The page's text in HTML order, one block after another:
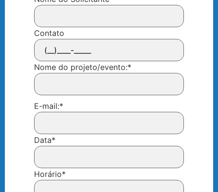
Contato
Nome do projeto/evento:*
E-mail:*
Data*
Horário*